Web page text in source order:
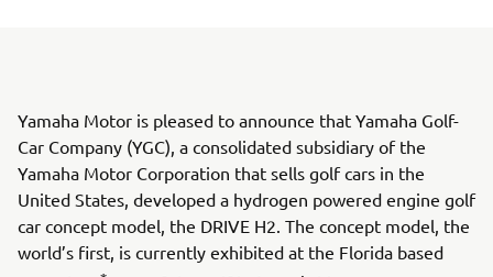
Yamaha Motor is pleased to announce that Yamaha Golf-
Car Company (YGC), a consolidated subsidiary of the
Yamaha Motor Corporation that sells golf cars in the
United States, developed a hydrogen powered engine golf
car concept model, the DRIVE H2. The concept model, the
world’s first, is currently exhibited at the Florida based